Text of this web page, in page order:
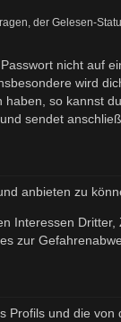
der Gelesen-
nicht auf
wird
so kannst
sendet
anbieten zu
Interessen
zur
Profils und die von